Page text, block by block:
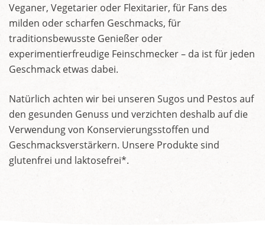
Veganer, Vegetarier oder Flexitarier, für Fans des
milden oder scharfen Geschmacks, für
traditionsbewusste Genießer oder
experimentierfreudige Feinschmecker – da ist für jeden
Geschmack etwas dabei.
Natürlich achten wir bei unseren Sugos und Pestos auf
den gesunden Genuss und verzichten deshalb auf die
Verwendung von Konservierungsstoffen und
Geschmacksverstärkern. Unsere Produkte sind
glutenfrei und laktosefrei*.